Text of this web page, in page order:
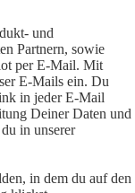
und
Partnern, sowie
per E-Mail. Mit
E-Mails ein. Du
in jeder E-Mail
Deiner Daten und
in unserer
in dem du auf den